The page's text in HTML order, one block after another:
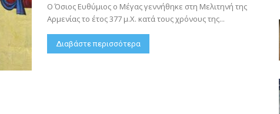
Ο Όσιος Ευθύμιος ο Μέγας γεννήθηκε στη Μελιτηνή της
Αρμενίας το έτος 377 μ.Χ. κατά τους χρόνους της...
Διαβάστε περισσότερα